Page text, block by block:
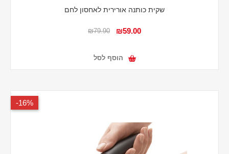
שקית כותנה אורירית לאחסון לחם
₪59.00
₪79.90
הוסף לסל
16%-